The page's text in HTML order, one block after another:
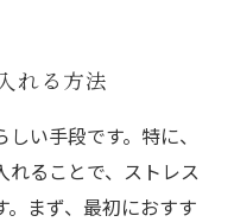
れる方法
い手段です。特に、
れることで、ストレス
まず、最初におすす